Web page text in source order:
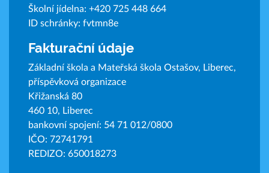
Školní jídelna: +420 725 448 664
ID schránky: fvtmn8e
Fakturační údaje
Základní škola a Mateřská škola Ostašov, Liberec,
příspěvková organizace
Křižanská 80
460 10, Liberec
bankovní spojení: 54 71 012/0800
IČO: 72741791
REDIZO: 650018273